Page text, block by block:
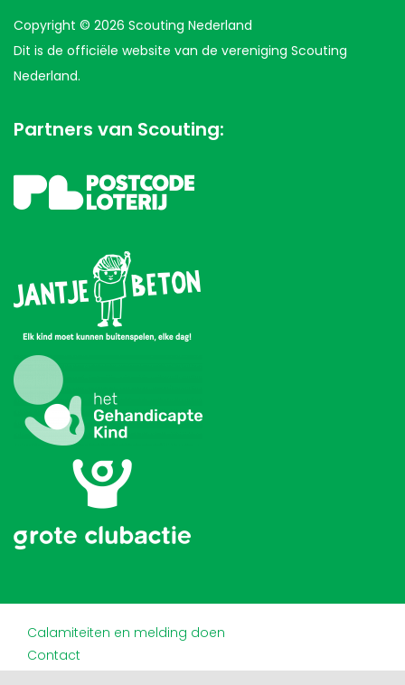
Copyright © 2026 Scouting Nederland
Dit is de officiële website van de vereniging Scouting
Nederland.
Partners van Scouting:
Calamiteiten en melding doen
Contact